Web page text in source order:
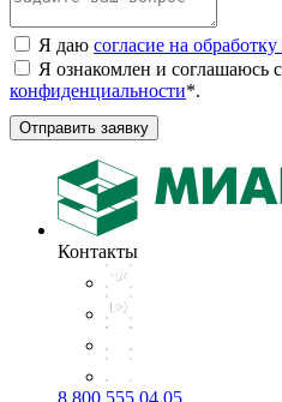
Я даю согласие на
Я ознакомлен и соглашаюсь с
конфиденциальности*.
Отправить заявку
Контакты
8 800 555 04 05